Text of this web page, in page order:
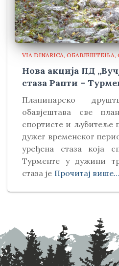
VIA DINARICA ОБАВЈЕШТЕЊА
Нова акција ПД
стаза Рапти –
Планинарско
обавјештава све
спортисте и љубитеље
дужег временског
уређена стаза која
Турменте у дужини
стаза је Прочитај више…